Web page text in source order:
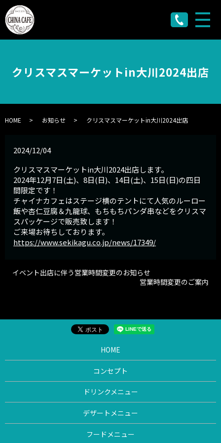
メ
クリスマスマーケットin大川2024出店
HOME お知らせ クリスマスマーケットin大川2024出店
2024/12/04
クリスマスマーケットin大川2024出店します。
2024年12月7日(土)、8日(日)、14日(土)、15日(日)の四日
間限定です！
チャイナカフェはステージ横のテントにて人気のルーロー
飯や杏仁豆腐＆九龍球、もちもちパンダ串などをクリスマ
スパッケージで販売致します！
ご来場お待ちしております。
https://www.sekikagu.co.jp/news/17349/
イベント出店に伴う営業時間変更のお知らせ
営業時間変更のご案内
HOME
コンセプト
ドリンクメニュー
デザートメニュー
フードメニュー